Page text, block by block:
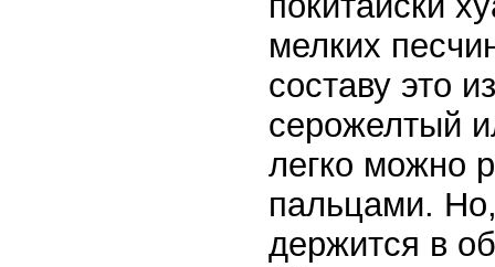
мелких
составу это
серожелтый
легко можно
пальцами.
держится в